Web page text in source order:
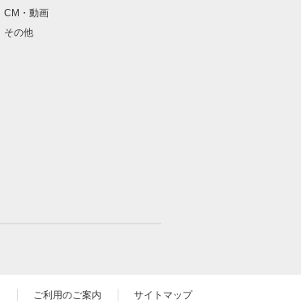
CM・動画
その他
ご利用のご案内 サイトマップ